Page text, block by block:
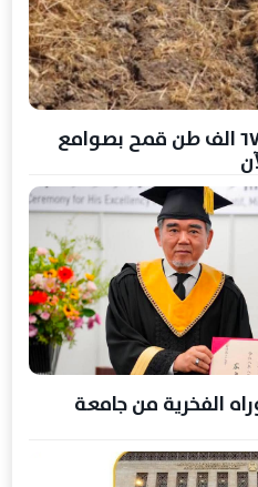
محافظ الشرقية: توريد ٦٧٩ الف طن قمح بصوامع
الفخرية من جامعة